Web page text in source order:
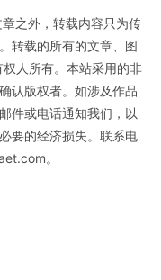
之外，转载内容只为传
转载的所有的文章、图
人所有。本站采用的非
认版权者。如涉及作品
件或电话通知我们，以
要的经济损失。联系电
。